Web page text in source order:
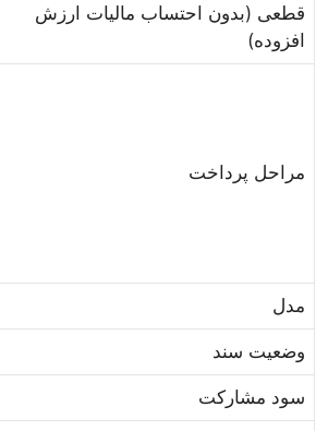
قطعی (بدون احتساب مالیات ارزش
افزوده)
مراحل پرداخت
مدل
وضعیت سند
سود مشارکت